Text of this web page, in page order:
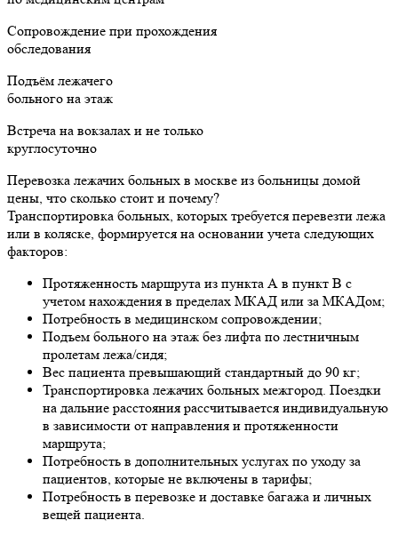
Сопровождение при прохождения
обследования
Подъём лежачего
больного на этаж
Встреча на вокзалах и не только
круглосуточно
Перевозка лежачих больных в москве из больницы домой
цены, что сколько стоит и почему?
Транспортировка больных, которых требуется перевезти лежа
или в коляске, формируется на основании учета следующих
факторов:
Протяженность маршрута из пункта А в пункт В с
учетом нахождения в пределах МКАД или за МКАДом;
Потребность в медицинском сопровождении;
Подъем больного на этаж без лифта по лестничным
пролетам лежа/сидя;
Вес пациента превышающий стандартный до 90 кг;
Транспортировка лежачих больных межгород. Поездки
на дальние расстояния рассчитывается индивидуальную
в зависимости от направления и протяженности
маршрута;
Потребность в дополнительных услугах по уходу за
пациентов, которые не включены в тарифы;
Потребность в перевозке и доставке багажа и личных
вещей пациента.